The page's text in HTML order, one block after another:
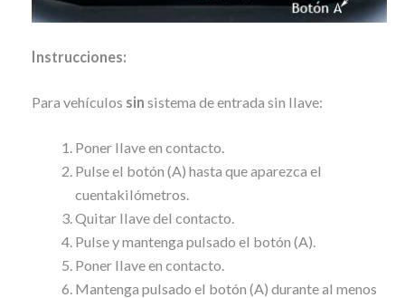
Instrucciones:
Para vehículos sin sistema de entrada sin llave:
Poner llave en contacto.
Pulse el botón (A) hasta que aparezca el
cuentakilómetros.
Quitar llave del contacto.
Pulse y mantenga pulsado el botón (A).
Poner llave en contacto.
Mantenga pulsado el botón (A) durante al menos